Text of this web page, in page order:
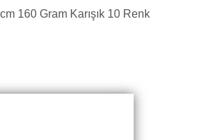
160 Gram Karışık 10 Renk